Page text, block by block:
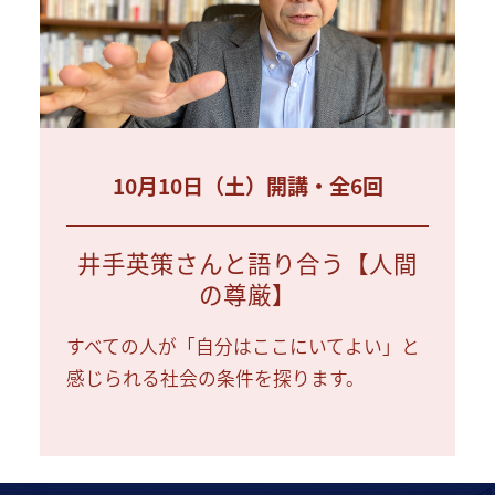
10月10日（土）開講・全6回
井手英策さんと語り合う【人間
の尊厳】
すべての人が「自分はここにいてよい」と
感じられる社会の条件を探ります。